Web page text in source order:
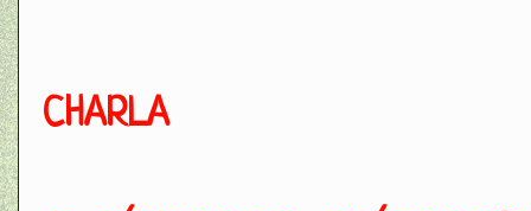
CHARLA